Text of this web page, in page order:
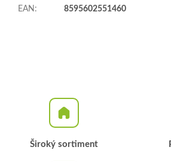
EAN : 8595602551460
Široký sortiment